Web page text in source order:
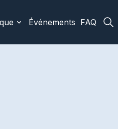
Événements FAQ